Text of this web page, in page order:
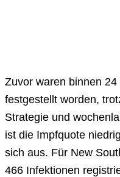
Zuvor waren binnen
festgestellt worden,
Strategie und
ist die Impfquote
sich aus. Für New
466 Infektionen